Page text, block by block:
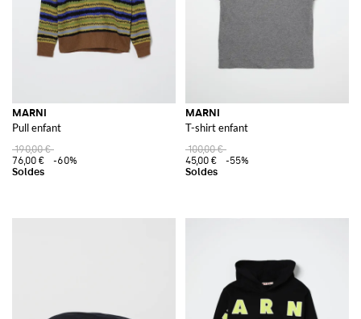
MARNI
Pull enfant
190,00 €
76,00 €
-60%
MARNI
T-shirt enfant
100,00 €
45,00 €
-55%